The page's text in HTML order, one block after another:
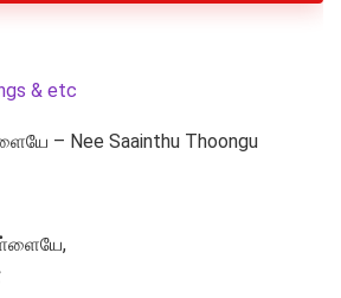
& etc
– Nee Saainthu Thoongu